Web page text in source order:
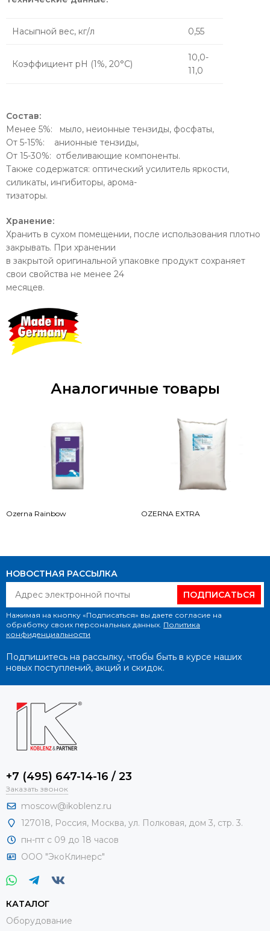
Насыпной вес, кг/л 0,55
Коэффициент pH (1%, 20°С)
10,0-
11,0
Состав:
Менее 5%: мыло, неионные тензиды, фосфаты,
От 5-15%: анионные тензиды,
От 15-30%: отбеливающие компоненты.
Также содержатся: оптический усилитель яркости,
силикаты, ингибиторы, арома-
тизаторы.
Хранение:
Хранить в сухом помещении, после использования плотно
закрывать. При хранении
в закрытой оригинальной упаковке продукт сохраняет
свои свойства не менее 24
месяцев.
Аналогичные товары
Ozerna Rainbow OZERNA EXTRA
НОВОСТНАЯ РАССЫЛКА
ПОДПИСАТЬСЯ
Нажимая на кнопку «Подписаться» вы даете согласие на
обработку своих персональных данных. Политика
конфиденциальности
Подпишитесь на рассылку, чтобы быть в курсе наших
новых поступлений, акций и скидок.
+7 (495) 647-14-16 / 23
Заказать звонок
moscow@ikoblenz.ru
127018, Россия, Москва, ул. Полковая, дом 3, стр. 3.
пн-пт с 09 до 18 часов
ООО "ЭкоКлинерс"
КАТАЛОГ
Оборудование